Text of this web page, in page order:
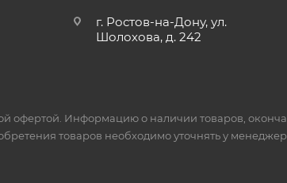
г. Ростов-на-Дону, ул.
Шолохова, д. 242
офертой. Информацию о наличии товаров,
товаров необходимо уточнять у